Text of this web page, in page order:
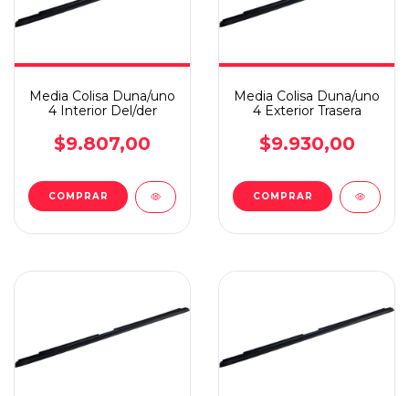
Media Colisa Duna/uno
4 Interior Del/der
$9.807,00
Media Colisa Duna/uno
4 Exterior Trasera
$9.930,00